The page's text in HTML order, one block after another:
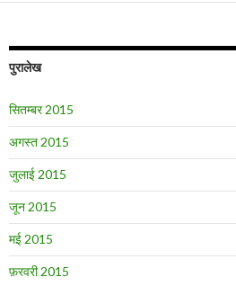
पुरालेख
सितम्बर 2015
अगस्त 2015
जुलाई 2015
जून 2015
मई 2015
फ़रवरी 2015